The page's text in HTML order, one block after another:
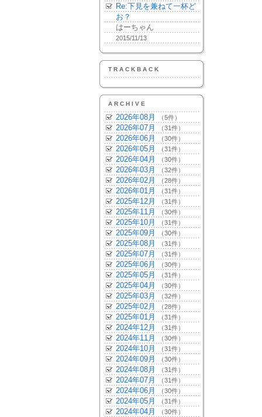
Re:下見を兼ねて一杯ど
お？
はーちゃん
2015/11/13
TRACKBACK
ARCHIVE
2026年08月 （5件）
2026年07月 （31件）
2026年06月 （30件）
2026年05月 （31件）
2026年04月 （30件）
2026年03月 （32件）
2026年02月 （28件）
2026年01月 （31件）
2025年12月 （31件）
2025年11月 （30件）
2025年10月 （31件）
2025年09月 （30件）
2025年08月 （31件）
2025年07月 （31件）
2025年06月 （30件）
2025年05月 （31件）
2025年04月 （30件）
2025年03月 （32件）
2025年02月 （28件）
2025年01月 （31件）
2024年12月 （31件）
2024年11月 （30件）
2024年10月 （31件）
2024年09月 （30件）
2024年08月 （31件）
2024年07月 （31件）
2024年06月 （30件）
2024年05月 （31件）
2024年04月 （30件）